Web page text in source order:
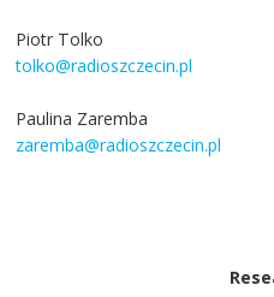
Piotr Tolko
tolko@radioszczecin.pl
Paulina Zaremba
zaremba@radioszczecin.pl